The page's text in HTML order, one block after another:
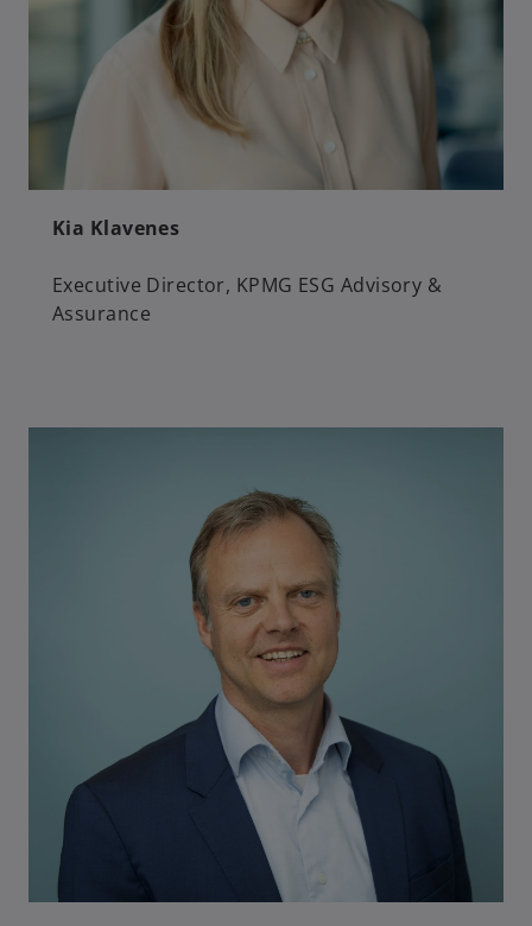
Kia Klavenes
Executive Director, KPMG ESG Advisory &
Assurance